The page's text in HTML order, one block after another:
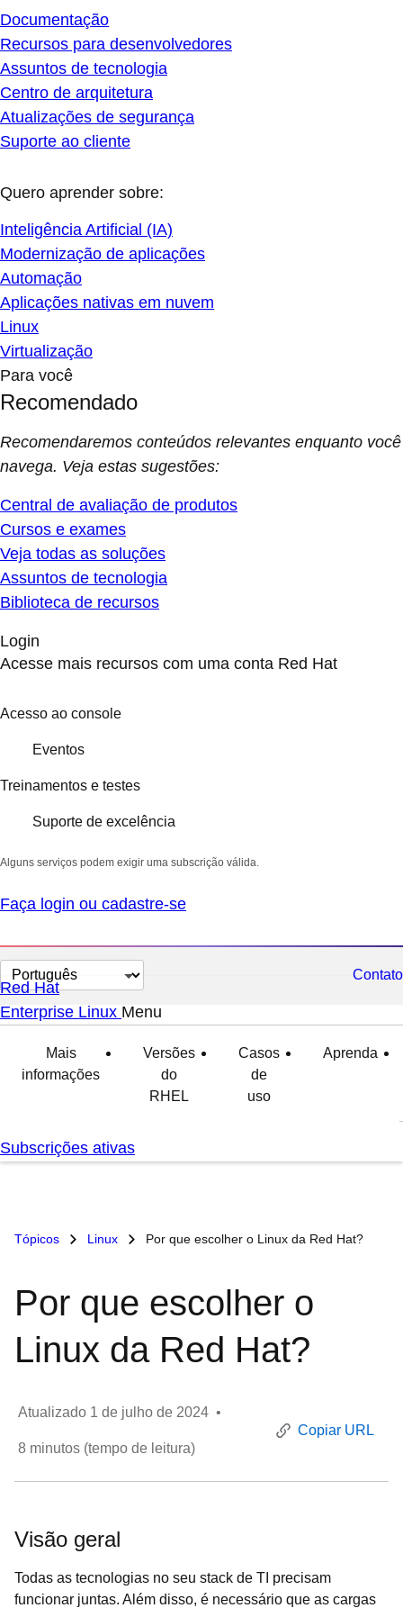
Documentação
Recursos para desenvolvedores
Assuntos de tecnologia
Centro de arquitetura
Atualizações de segurança
Suporte ao cliente
Quero aprender sobre:
Inteligência Artificial (IA)
Modernização de aplicações
Automação
Aplicações nativas em nuvem
Linux
Virtualização
Para você
Recomendado
Recomendaremos conteúdos relevantes enquanto você
navega. Veja estas sugestões:
Central de avaliação de produtos
Cursos e exames
Veja todas as soluções
Assuntos de tecnologia
Biblioteca de recursos
Login
Acesse mais recursos com uma conta Red Hat
Acesso ao console
Eventos
Treinamentos e testes
Suporte de excelência
Alguns serviços podem exigir uma subscrição válida.
Faça login ou cadastre-se
Selecionar
idioma
Contato
Red Hat
Enterprise Linux Menu
Mais
informações
Versões
do
RHEL
Casos
de
uso
Aprenda
Subscrições ativas
Tópicos Linux Por que escolher o Linux da Red Hat?
Por que escolher o
Linux da Red Hat?
Atualizado 1 de julho de 2024 •
8 minutos (tempo de leitura)
Copiar URL
Visão geral
Todas as tecnologias no seu stack de TI precisam
funcionar juntas. Além disso, é necessário que as cargas